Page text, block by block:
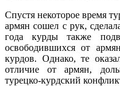
Спустя некоторое время
армян сошел с рук,
года курды также
освободившихся от
курдов. Однако, те
отличие от армян,
турецко-курдский